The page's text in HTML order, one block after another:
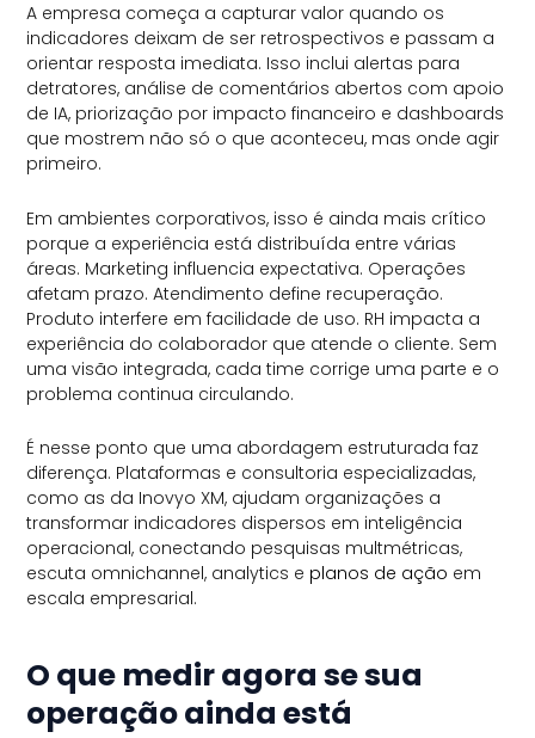
A empresa começa a capturar valor quando os
indicadores deixam de ser retrospectivos e passam a
orientar resposta imediata. Isso inclui alertas para
detratores, análise de comentários abertos com apoio
de IA, priorização por impacto financeiro e dashboards
que mostrem não só o que aconteceu, mas onde agir
primeiro.
Em ambientes corporativos, isso é ainda mais crítico
porque a experiência está distribuída entre várias
áreas. Marketing influencia expectativa. Operações
afetam prazo. Atendimento define recuperação.
Produto interfere em facilidade de uso. RH impacta a
experiência do colaborador que atende o cliente. Sem
uma visão integrada, cada time corrige uma parte e o
problema continua circulando.
É nesse ponto que uma abordagem estruturada faz
diferença. Plataformas e consultoria especializadas,
como as da Inovyo XM, ajudam organizações a
transformar indicadores dispersos em inteligência
operacional, conectando pesquisas multmétricas,
escuta omnichannel, analytics e planos de ação em
escala empresarial.
O que medir agora se sua
operação ainda está